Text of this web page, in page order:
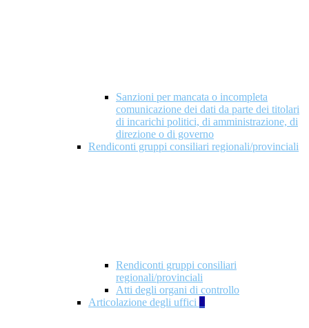
Sanzioni per mancata o incompleta
comunicazione dei dati da parte dei titolari
di incarichi politici, di amministrazione, di
direzione o di governo
Rendiconti gruppi consiliari regionali/provinciali
Rendiconti gruppi consiliari
regionali/provinciali
Atti degli organi di controllo
Articolazione degli uffici 9